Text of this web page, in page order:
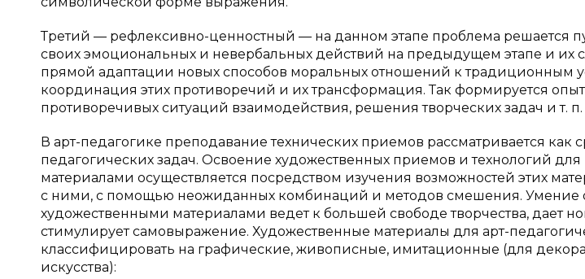
Третий — рефлексивно-ценностный — на данном этапе проблема решается
своих эмоциональных и невербальных действий на предыдущем этапе и их
прямой адаптации новых способов моральных отношений к традиционным
координация этих противоречий и их трансформация. Так формируется
противоречивых ситуаций взаимодействия, решения творческих задач и т. п.
В арт-педагогике преподавание технических приемов рассматривается как
педагогических задач. Освоение художественных приемов и технологий
материалами осуществляется посредством изучения возможностей этих
с ними, с помощью неожиданных комбинаций и методов смешения. Умение
художественными материалами ведет к большей свободе творчества, дает
стимулирует самовыражение. Художественные материалы для арт-
классифицировать на графические, живописные, имитационные (для
искусства):